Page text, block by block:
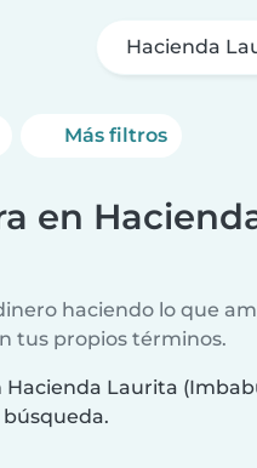
Hacienda
Más filtros
en
haciendo lo que
tus propios términos.
Laurita